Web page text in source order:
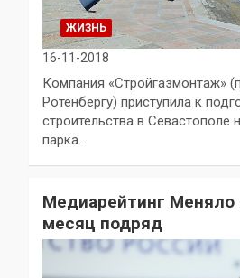
ЖИЗНЬ
16-11-2018
Компания «Стройгазмонтаж»
Ротенбергу) приступила к
строительства в Севастополе
парка…
Медиарейтинг Меняло
месяц подряд